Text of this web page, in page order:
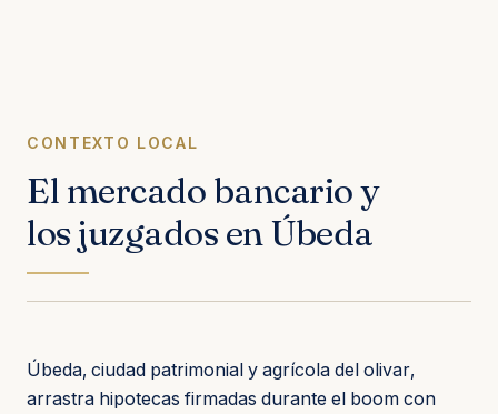
CONTEXTO LOCAL
El mercado bancario y
los juzgados en Úbeda
Úbeda, ciudad patrimonial y agrícola del olivar,
arrastra hipotecas firmadas durante el boom con